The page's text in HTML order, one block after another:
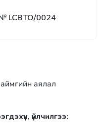
LCBTO/0024
аялал
үйлчилгээ: